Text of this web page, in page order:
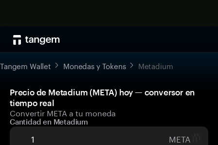
Tangem Wallet Monedas y Tokens Metadium
Precio de Metadium (META) hoy — conversor en
tiempo real
Convertir META a tu moneda
Cantidad en Metadium
META